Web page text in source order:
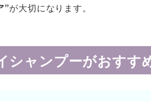
”が大切になります。
シャンプーがおすす